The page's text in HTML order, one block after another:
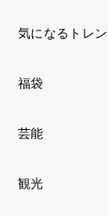
気になるトレ
福袋
芸能
観光